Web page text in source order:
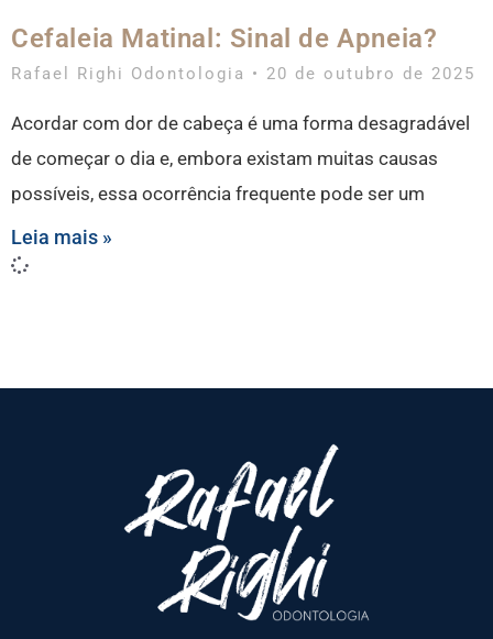
Cefaleia Matinal: Sinal de Apneia?
Rafael Righi Odontologia 20 de outubro de 2025
Acordar com dor de cabeça é uma forma desagradável
de começar o dia e, embora existam muitas causas
possíveis, essa ocorrência frequente pode ser um
Leia mais »